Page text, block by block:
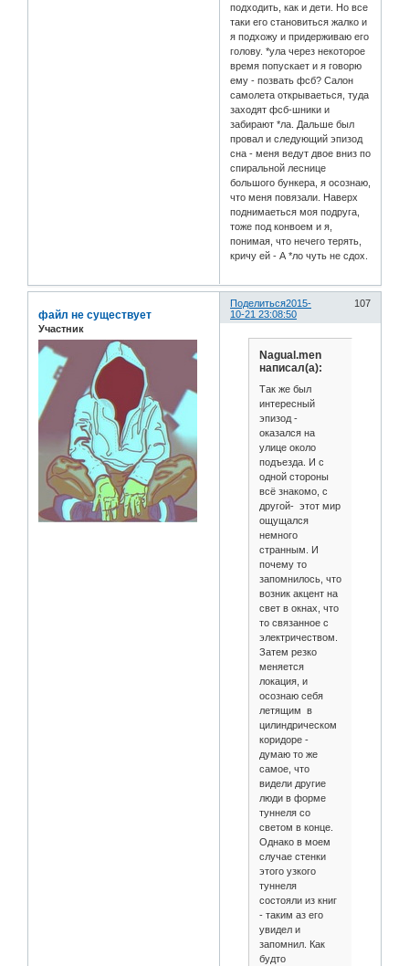
подходить, как и дети. Но все
таки его становиться жалко и
я подхожу и придерживаю его
голову. *ула через некоторое
время попускает и я говорю
ему - позвать фсб? Салон
самолета открываеться, туда
заходят фсб-шники и
забирают *ла. Дальше был
провал и следующий эпизод
сна - меня ведут двое вниз по
спиральной леснице
большого бункера, я осознаю,
что меня повязали. Наверх
поднимаеться моя подруга,
тоже под конвоем и я,
понимая, что нечего терять,
кричу ей - А *ло чуть не сдох.
Поделиться 107
2015-
10-21 23:08:50
файл не существует
Участник
Nagual.men
написал(а):
Так же был
интересный
эпизод -
оказался на
улице около
подъезда. И с
одной стороны
всё знакомо, с
другой- этот мир
ощущался
немного
странным. И
почему то
запомнилось, что
возник акцент на
свет в окнах, что
то связанное с
электричеством.
Затем резко
меняется
локация, и
осознаю себя
летящим в
цилиндрическом
коридоре -
думаю то же
самое, что
видели другие
люди в форме
туннеля со
светом в конце.
Однако в моем
случае стенки
этого узкого
туннеля
состояли из книг
- таким аз его
увидел и
запомнил. Как
будто